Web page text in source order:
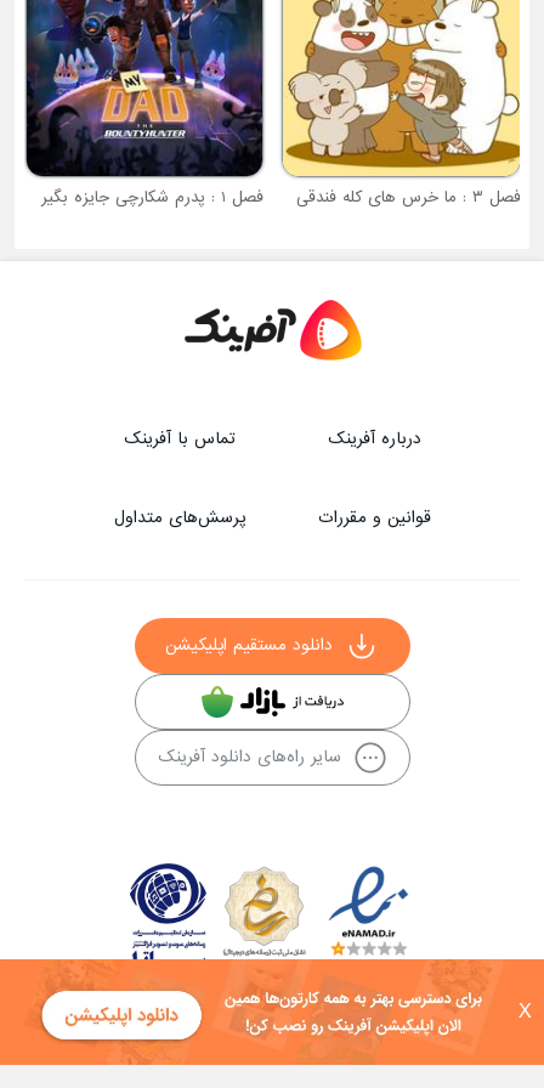
X
فصل ۳ : ما خرس های کله فندقی فصل 1 : پدرم شکارچی جایزه بگیر
درباره آفرینک تماس با آفرینک
قوانین و مقررات پرسش‌های متداول
دانلود مستقیم اپلیکیشن
سایر راه‌های دانلود آفرینک
کلیه حقوق این سایت به شرکت توسعه فناوی هفت آسمان توکان تعلق دارد و